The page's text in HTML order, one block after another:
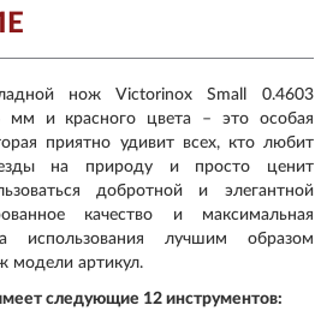
нож Victorinox Small 0.4603
мм и красного цвета – это особая
приятно удивит всех, кто любит
на природу и просто ценит
добротной и элегантной
качество и максимальная
использования лучшим образом
модели артикул.
следующие 12 инструментов: